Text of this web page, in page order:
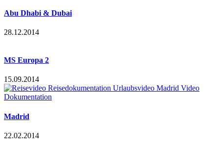
Abu Dhabi & Dubai
28.12.2014
MS Europa 2
15.09.2014
Madrid
22.02.2014